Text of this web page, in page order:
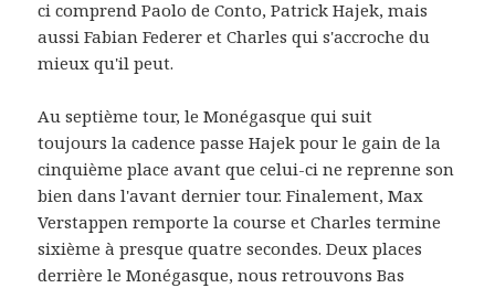
ci comprend Paolo de Conto, Patrick Hajek, mais
aussi Fabian Federer et Charles qui s'accroche du
mieux qu'il peut.
Au septième tour, le Monégasque qui suit
toujours la cadence passe Hajek pour le gain de la
cinquième place avant que celui-ci ne reprenne son
bien dans l'avant dernier tour. Finalement, Max
Verstappen remporte la course et Charles termine
sixième à presque quatre secondes. Deux places
derrière le Monégasque, nous retrouvons Bas